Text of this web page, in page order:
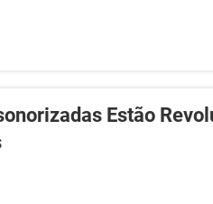
Estão